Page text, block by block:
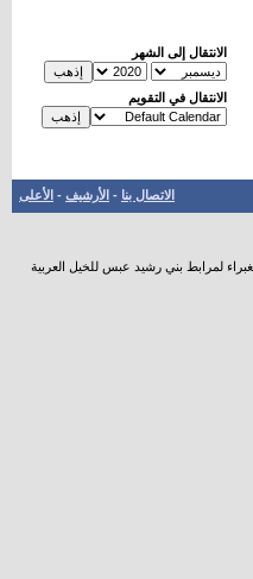
الانتقال إلى الشهر
الانتقال في التقويم
الاتصال بنا - الأرشيف - الأعلى
لمرابط بني رشيد عبس للخيل العربية